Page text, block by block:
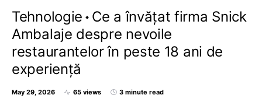
Tehnologie
Ce a învățat firma Snick
Ambalaje despre nevoile
restaurantelor în peste 18 ani de
experiență
May 29, 2026 65 views 3 minute read